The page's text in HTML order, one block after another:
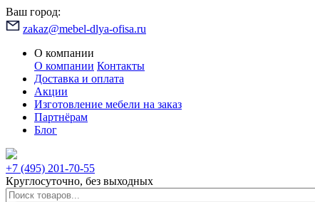
Ваш город:
zakaz@mebel-dlya-ofisa.ru
О компании
О компании Контакты
Доставка и оплата
Акции
Изготовление мебели на заказ
Партнёрам
Блог
+7 (495) 201-70-55
Круглосуточно, без выходных